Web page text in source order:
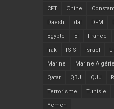
CFT Chine
Daesh dat DFM
Egypte EI France
Irak ISIS Israel
Marine Marine
Qatar QBJ QJJ
Terrorisme Tunisie
Yemen